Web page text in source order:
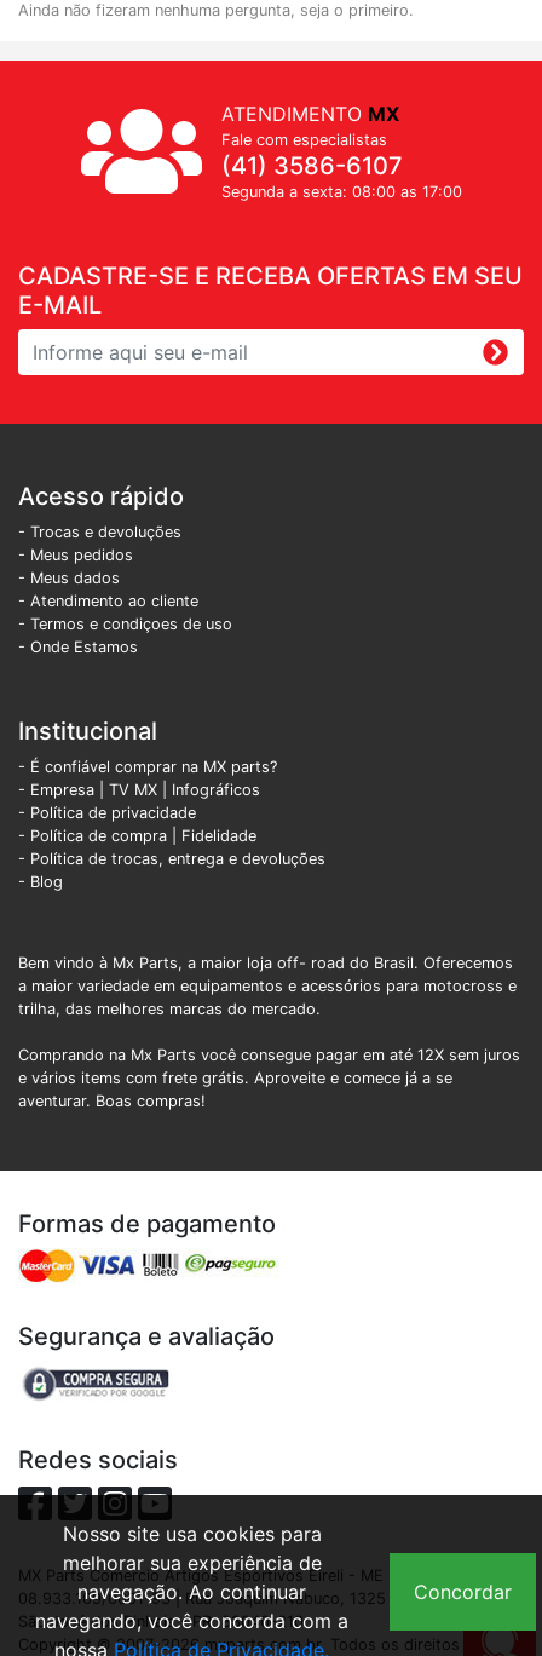
Ainda não fizeram nenhuma pergunta, seja o primeiro.
CADASTRE-SE E RECEBA OFERTAS EM SEU
E-MAIL
ATENDIMENTO MX
Fale com especialistas
(41) 3586-6107
Segunda a sexta: 08:00 as 17:00
Acesso rápido
- Trocas e devoluções
- Meus pedidos
- Meus dados
- Atendimento ao cliente
- Termos e condiçoes de uso
- Onde Estamos
Institucional
- É confiável comprar na MX parts?
- Empresa
TV MX
Infográficos
- Política de privacidade
- Política de compra | Fidelidade
- Política de trocas, entrega e devoluções
- Blog
Bem vindo à Mx Parts, a maior loja off- road do Brasil. Oferecemos
a maior variedade em equipamentos e acessórios para motocross e
trilha, das melhores marcas do mercado.
Comprando na Mx Parts você consegue pagar em até 12X sem juros
e vários items com frete grátis. Aproveite e comece já a se
aventurar. Boas compras!
Formas de pagamento
Segurança e avaliação
Redes sociais
MX Parts Comercio Artigos Esportivos Eireli - ME | CNPJ:
08.933.109/0001-93 | Rua Joaquim Nabuco, 1325 - São Cristóvão,
São José dos Pinhais - PR, 83040-210
Copyright © 2007-2026 mxparts.com.br. Todos os direitos
Nosso site usa cookies para
melhorar sua experiência de
navegação. Ao continuar
navegando, você concorda com a
nossa Política de Privacidade.
Concordar